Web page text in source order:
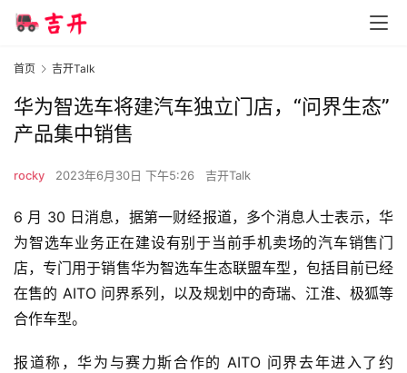
首页 吉开Talk
华为智选车将建汽车独立门店，“问界生态”
产品集中销售
rocky 2023年6月30日 下午5:26 吉开Talk
6 月 30 日消息，据第一财经报道，多个消息人士表示， 华
为智选车业务正在建设有别于当前手机卖场的汽车销售门
店，专门用于销售华为智选车生态联盟车型 ，包括目前已经
在售的 AITO 问界系列，以及规划中的奇瑞、江淮、极狐等
合作车型。
报道称，华为与赛力斯合作的 AITO 问界去年进入了约